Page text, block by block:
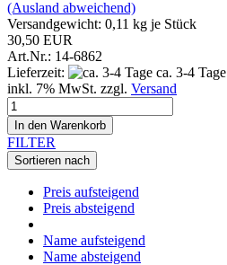
(Ausland abweichend)
Versandgewicht: 0,11 kg je Stück
30,50 EUR
Art.Nr.: 14-6862
Lieferzeit:
ca. 3-4 Tage
inkl. 7% MwSt. zzgl. Versand
In den Warenkorb
FILTER
Sortieren nach
Preis aufsteigend
Preis absteigend
Name aufsteigend
Name absteigend